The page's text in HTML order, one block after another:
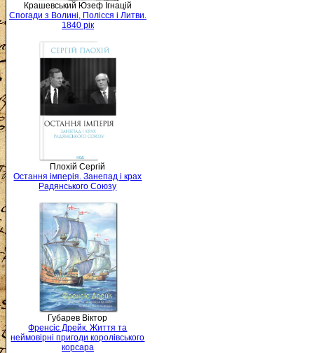
Крашевський Юзеф Ігнацій
Спогади з Волині, Полісся і Литви.
1840 рік
Плохій Сергій
Остання імперія. Занепад і крах
Радянського Союзу
Губарев Віктор
Френсіс Дрейк. Життя та
неймовірні пригоди королівського
корсара